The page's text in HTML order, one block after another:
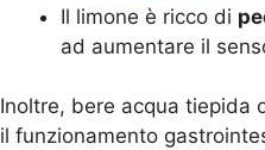
Il limone è ricco di
ad aumentare il
Inoltre, bere acqua tiepida
il funzionamento